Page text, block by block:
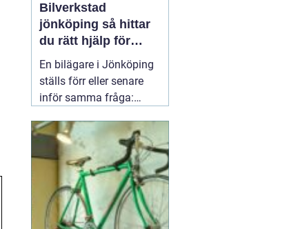
Bilverkstad
jönköping så hittar
du rätt hjälp för
bilen
En bilägare i Jönköping
ställs förr eller senare
inför samma fråga:
hand om bilen, utan att
kostnaderna skenar och
garantier försvinner?
Valet av05 april 2026